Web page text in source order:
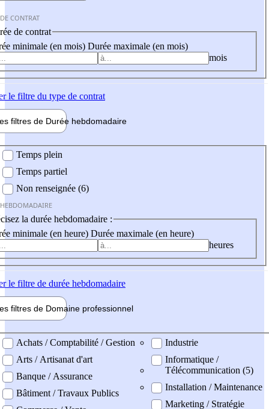
CONTRAT
de contrat
minimale (en mois) Durée maximale (en mois)
mois
le filtre du type de contrat
filtres de Durée hebdomadaire
Temps plein
Temps partiel
Non renseignée (6)
la durée hebdomadaire :
minimale (en heure) Durée maximale (en heure)
heures
le filtre de durée hebdomadaire
filtres de Domaine professionnel
professionel
Achats / Comptabilité / Gestion
Arts / Artisanat d'art
Banque / Assurance
Bâtiment / Travaux Publics
Industrie
Informatique /
Télécommunication (5)
Installation / Maintenance
Marketing / Stratégie